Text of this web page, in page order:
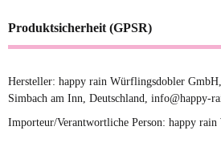
Produktsicherheit (GPSR)
Hersteller: happy rain Würflingsdobler
Simbach am Inn, Deutschland, info@happy-
Importeur/Verantwortliche Person: happy